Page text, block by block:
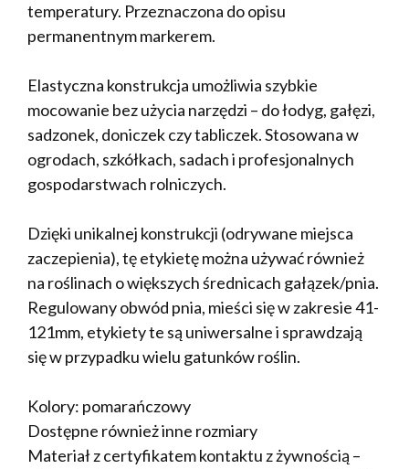
temperatury. Przeznaczona do opisu
permanentnym markerem.
Elastyczna konstrukcja umożliwia szybkie
mocowanie bez użycia narzędzi – do łodyg, gałęzi,
sadzonek, doniczek czy tabliczek. Stosowana w
ogrodach, szkółkach, sadach i profesjonalnych
gospodarstwach rolniczych.
Dzięki unikalnej konstrukcji (odrywane miejsca
zaczepienia), tę etykietę można używać również
na roślinach o większych średnicach gałązek/pnia.
Regulowany obwód pnia, mieści się w zakresie 41-
121mm, etykiety te są uniwersalne i sprawdzają
się w przypadku wielu gatunków roślin.
Kolory: pomarańczowy
Dostępne również inne rozmiary
Materiał z certyfikatem kontaktu z żywnością –